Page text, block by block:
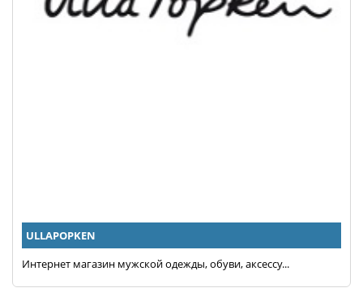
ULLAPOPKEN
Интернет магазин мужской одежды, обуви, аксессу...